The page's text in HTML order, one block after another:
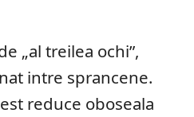
„al treilea ochi”,
intre sprancene.
reduce oboseala